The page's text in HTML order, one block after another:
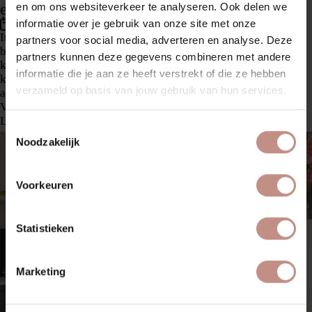
en om ons websiteverkeer te analyseren. Ook delen we
informatie over je gebruik van onze site met onze
partners voor social media, adverteren en analyse. Deze
partners kunnen deze gegevens combineren met andere
informatie die je aan ze heeft verstrekt of die ze hebben
verzameld op basis van jouw gebruik van hun services.
Toestemmingsselectie
Noodzakelijk
Voorkeuren
Statistieken
Marketing
en vakmanschap
04 september 2025
Italiaans design staat wereldwijd bekend om zijn perfecte
balans tussen schoonheid en functionaliteit – en dat is in de
keuken niet anders. Vooral als het gaat om Italiaans design
keukenbladen, draait alles om luxe materialen, verfijnde
afwerking en een oog voor detail dat je nergens anders vindt.
Van het iconische Carrara-marmer tot strak keramiek in […]
Lees meer